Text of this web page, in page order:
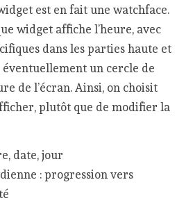
est en fait une watchface.
widget affiche l’heure, avec
dans les parties haute et
éventuellement un cercle de
de l’écran. Ainsi, on choisit
plutôt que de modifier la
date, jour
: progression vers